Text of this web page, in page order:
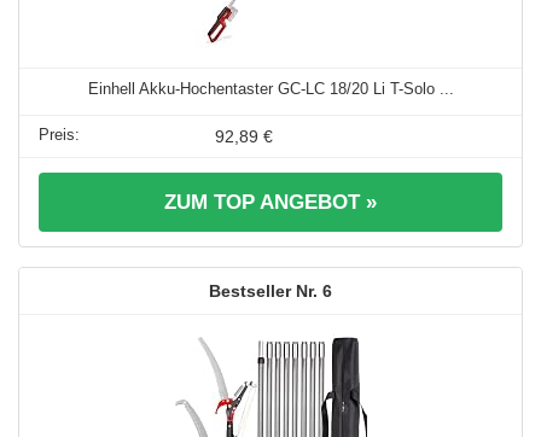
Einhell Akku-Hochentaster GC-LC 18/20 Li T-Solo ...
92,89 €
ZUM TOP ANGEBOT »
6